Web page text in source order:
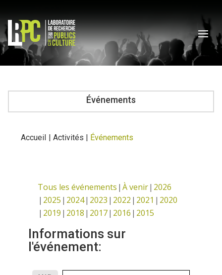
Événements
Accueil | Activités | Événements
Tous les événements À venir 2026
2025 2024 2023 2022 2021
2020
2019 2018 2017 2016 2015
Informations sur
l'événement: